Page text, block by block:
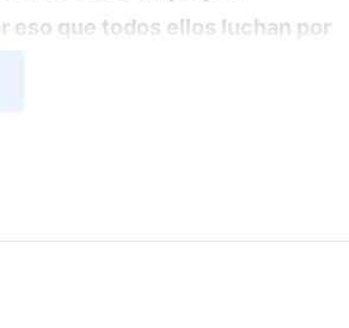
eso que todos ellos luchan por
Están controlados por su
satánico corrupto jugara con